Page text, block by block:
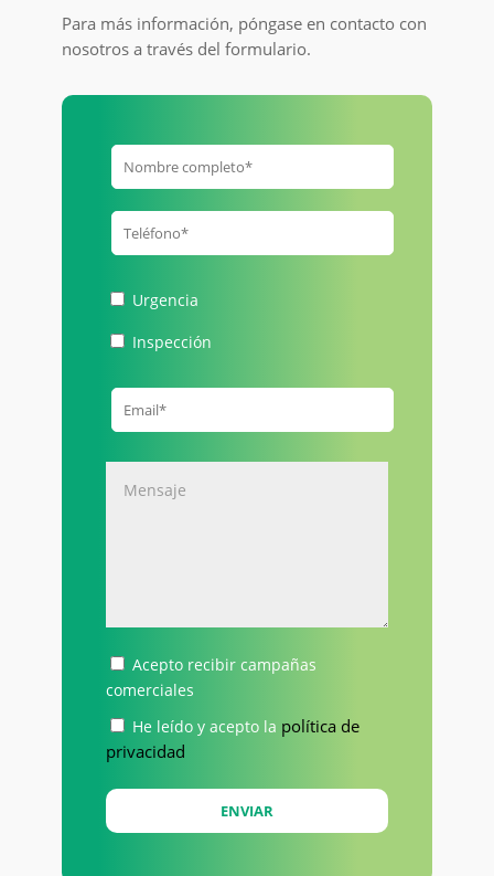
Para más información, póngase en contacto con
nosotros a través del formulario.
Urgencia
Inspección
Acepto recibir campañas
comerciales
He leído y acepto la política de
privacidad